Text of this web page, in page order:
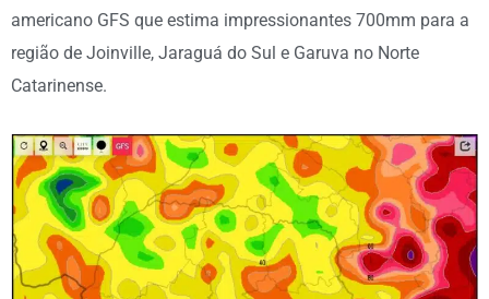
americano GFS que estima impressionantes 700mm para a
região de Joinville, Jaraguá do Sul e Garuva no Norte
Catarinense.